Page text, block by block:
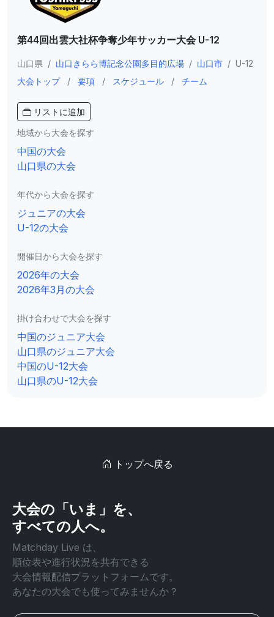
第44回出雲大社杯争奪少年サッカー大会 U-12
山口県 / 山口きらら博記念公園多目的広場 / 山口市 / U-12
大会トップ
/ 要項 / スケジュール / チーム
リストに追加
地域から大会を探す
中国の大会
山口県の大会
年代から大会を探す
ジュニアの大会
U-12の大会
開催日から大会を探す
2026年の大会
2026年3月の大会
掛け合わせで大会を探す
中国のジュニア大会
山口県のジュニア大会
中国のU-12大会
山口県のU-12大会
トップへ戻る
大会の「いま」を、
すべての人へ。
Matchday Live は、
順位表や進行状況を共有できる
大会情報配信プラットフォームです。
あなたの大会でも使ってみませんか？